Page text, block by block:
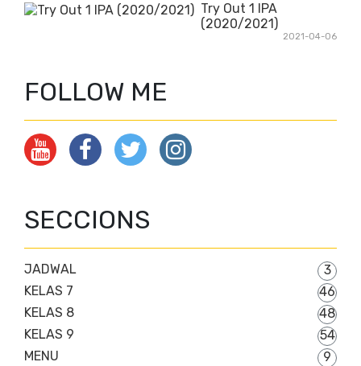
Try Out 1 IPA
(2020/2021)
2021-04-06
FOLLOW ME
SECCIONS
JADWAL
3
KELAS 7
46
KELAS 8
48
KELAS 9
54
MENU
9